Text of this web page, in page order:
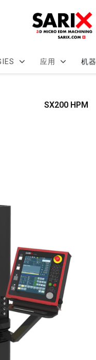
应用 机器
SX200 HPM